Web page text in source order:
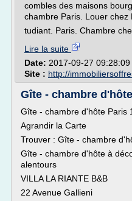
combles des maisons
chambre Paris. Louer chez
tudiant. Paris. Chambre
Lire la suite
Date: 2017-09-27 09:28:09
Site : http://
Gîte - chambre
Gîte - chambre d'hôte Paris
Agrandir la Carte
Trouver : Gîte - chambre
Gîte - chambre d'hôte à
alentours
VILLA LA RIANTE B&B
22 Avenue Gallieni